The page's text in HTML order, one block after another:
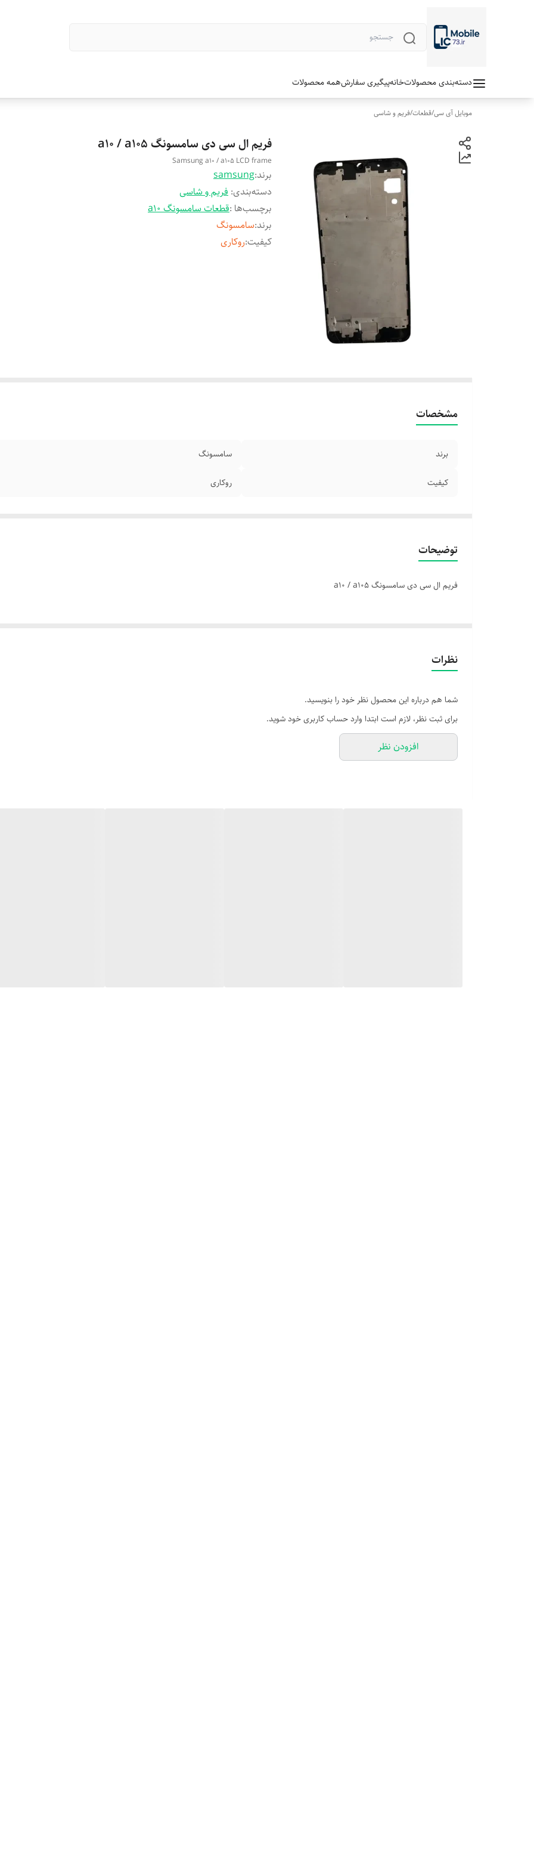
دسته‌بندی محصولاتخانهپیگیری سفارشهمه محصولات
موبایل آی سی/قطعات/فریم و شاسی
فریم ال سی دی سامسونگ a10 / a105
Samsung a10 / a105 LCD frame
برند:samsung
دسته‌بندی: فریم و شاسی
برچسب‌ها :قطعات سامسونگ a10
برند:سامسونگ
کیفیت:روکاری
مشخصات
برند سامسونگ
کیفیت روکاری
توضیحات
فریم ال سی دی سامسونگ a10 / a105
نظرات
شما هم درباره این محصول نظر خود را بنویسید.
برای ثبت نظر، لازم است ابتدا وارد حساب کاربری خود شوید.
افزودن نظر